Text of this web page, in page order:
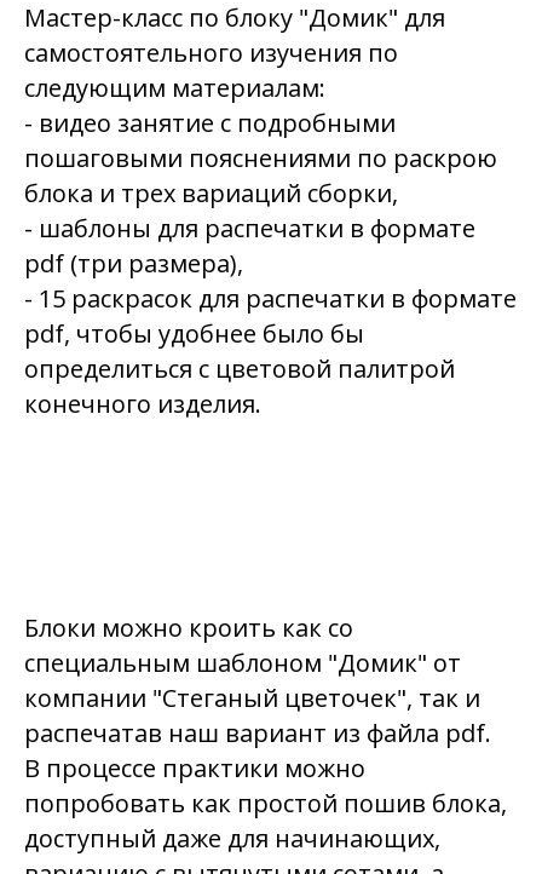
Мастер-класс по блоку "Домик" для
самостоятельного изучения по
следующим материалам:
- видео занятие с подробными
пошаговыми пояснениями по раскрою
блока и трех вариаций сборки,
- шаблоны для распечатки в формате
pdf (три размера),
- 15 раскрасок для распечатки в формате
pdf, чтобы удобнее было бы
определиться с цветовой палитрой
конечного изделия.
Блоки можно кроить как со
специальным шаблоном "Домик" от
компании "Стеганый цветочек", так и
распечатав наш вариант из файла pdf.
В процессе практики можно
попробовать как простой пошив блока,
доступный даже для начинающих,